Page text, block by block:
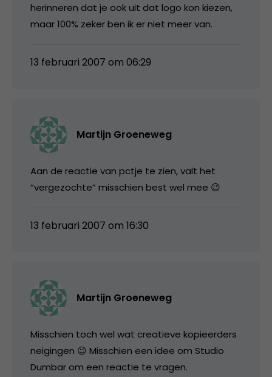
herinneren dat je ook uit dat logo kon kiezen,
maar 100% zeker ben ik er niet meer van.
13 februari 2007 om 06:29
Martijn Groeneweg
Aan de reactie van pctje te zien, valt het
“vergezochte” misschien best wel mee 😉
13 februari 2007 om 16:30
Martijn Groeneweg
Misschien toch wel wat creatieve kopieerders
neigingen 😉 Misschien een idee om Studio
Dumbar om een reactie te vragen.